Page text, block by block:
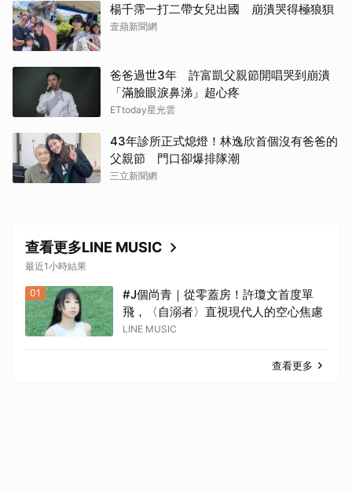
楊千霈一打二帶女兒出國 崩潰哭得極狼狽
壹蘋新聞網
爸爸過世3年 許富凱父親節開唱哭到崩潰
「滿臉眼淚鼻涕」超心疼
ETtoday星光雲
43年診所正式熄燈！林逸欣首個沒有爸爸的
父親節 門口卻爆排隊潮
三立新聞網
查看更多LINE MUSIC
最近1小時結果
01
#J個尚青｜從零蓋房！許瓊文首度單
飛，〈自溺者〉直視現代人的空心焦慮
LINE MUSIC
查看更多